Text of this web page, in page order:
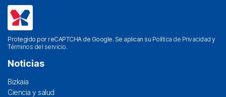
Protegido por reCAPTCHA de Google. Se aplican su Política de Privacidad y
Términos del servicio.
Noticias
Bizkaia
Ciencia y salud